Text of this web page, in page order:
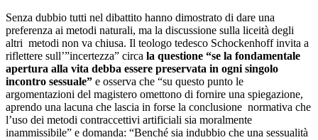
Senza dubbio tutti nel dibattito hanno dimostrato di dare una
preferenza ai metodi naturali, ma la discussione sulla liceità degli
altri metodi non va chiusa. Il teologo tedesco Schockenhoff invita a
riflettere sull’”incertezza” circa la questione “se la fondamentale
apertura alla vita debba essere preservata in ogni singolo
incontro sessuale” e osserva che “su questo punto le
argomentazioni del magistero omettono di fornire una spiegazione,
aprendo una lacuna che lascia in forse la conclusione normativa che
l’uso dei metodi contraccettivi artificiali sia moralmente
inammissibile” e domanda: “Benché sia indubbio che una sessualità